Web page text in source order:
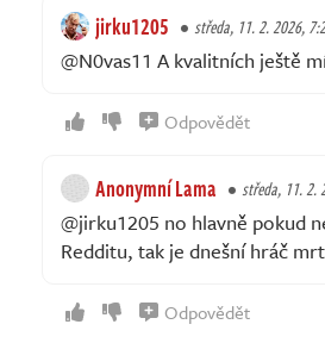
jirku1205 středa, 11. 2. 2026,
@N0vas11 A kvalitních ještě
Odpovědět
Anonymní Lama středa, 11. 2.
@jirku1205 no hlavně pokud
Redditu, tak je dnešní hráč
Odpovědět